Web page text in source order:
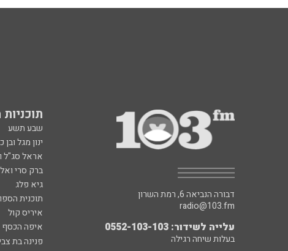
תוכניות 103fm
שבע תשע
ינון מגל
אראל סג"ל
ברק סרי
גיא פלג
תוכנית
איריס קול
איפה הכסף
פנינה בת
דבורה הנביאה 6, רמת השרון
radio@103.fm
עלייה לשידור: 0552-103-103
בעלות שיחה רגילה